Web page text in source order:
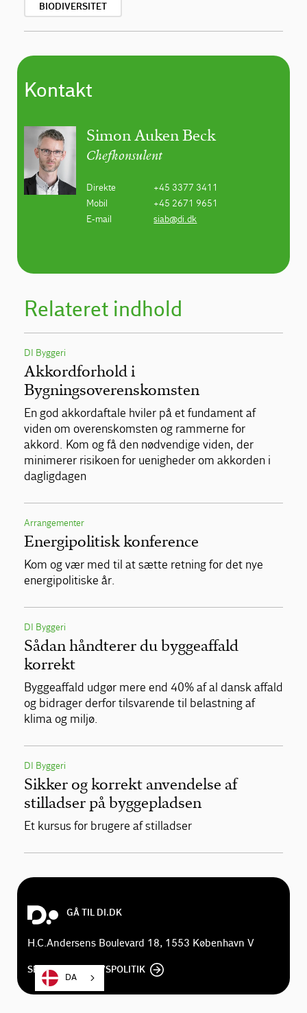
BIODIVERSITET
Kontakt
Simon Auken Beck
Chefkonsulent
Direkte
+45 3377 3411
Mobil
+45 2671 9651
E-mail
siab@di.dk
Relateret indhold
DI Byggeri
Akkordforhold i
Bygningsoverenskomsten
En god akkordaftale hviler på et fundament af
viden om overenskomsten og rammerne for
akkord. Kom og få den nødvendige viden, der
minimerer risikoen for uenigheder om akkorden i
dagligdagen
Arrangementer
Energipolitisk konference
Kom og vær med til at sætte retning for det nye
energipolitiske år.
DI Byggeri
Sådan håndterer du byggeaffald
korrekt
Byggeaffald udgør mere end 40% af al dansk affald
og bidrager derfor tilsvarende til belastning af
klima og miljø.
DI Byggeri
Sikker og korrekt anvendelse af
stilladser på byggepladsen
Et kursus for brugere af stilladser
GÅ TIL DI.DK
H.C.Andersens Boulevard 18, 1553 København V
SE DI'S PRIVATLIVSPOLITIK
DA